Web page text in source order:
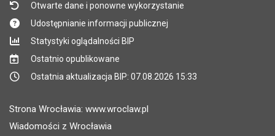
Otwarte dane i ponowne wykorzystanie
Udostępnianie informacji publicznej
Statystyki oglądalności BIP
Ostatnio opublikowane
Ostatnia aktualizacja BIP: 07.08.2026 15:33
Strona Wrocławia: www.wroclaw.pl
Wiadomości z Wrocławia